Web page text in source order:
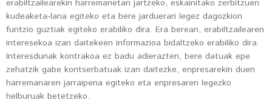
erabiltzailearekin harremanetan jartzeko, eskainitako zerbitzuen
kudeaketa-lana egiteko eta bere jarduerari legez dagozkion
funtzio guztiak egiteko erabiliko dira. Era berean, erabiltzailearen
interesekoa izan daitekeen informazioa bidaltzeko erabiliko dira.
Interesdunak kontrakoa ez badu adierazten, bere datuak epe
zehatzik gabe kontserbatuak izan daitezke, enpresarekin duen
harremanaren jarraipena egiteko eta enpresaren legezko
helburuak betetzeko.